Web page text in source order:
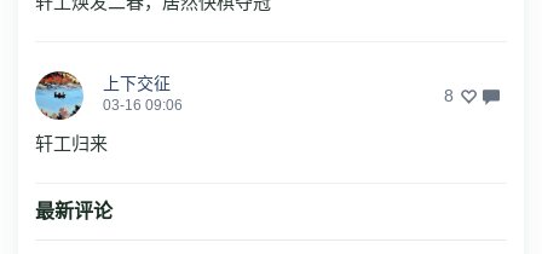
上下交征
03-16 09:06 8
轩工归来
最新评论